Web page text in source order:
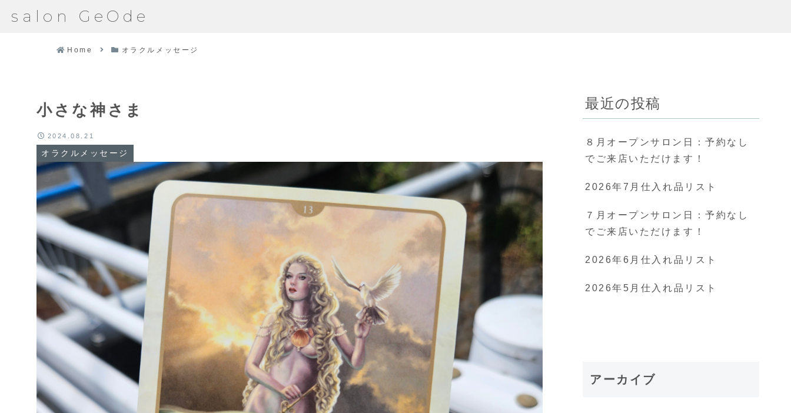
salon GeOde
Home オラクルメッセージ
小さな神さま
オラクルメッセージ
2024.08.21
最近の投稿
８月オープンサロン日：予約なし
でご来店いただけます！
2026年7月仕入れ品リスト
７月オープンサロン日：予約なし
でご来店いただけます！
2026年6月仕入れ品リスト
2026年5月仕入れ品リスト
アーカイブ